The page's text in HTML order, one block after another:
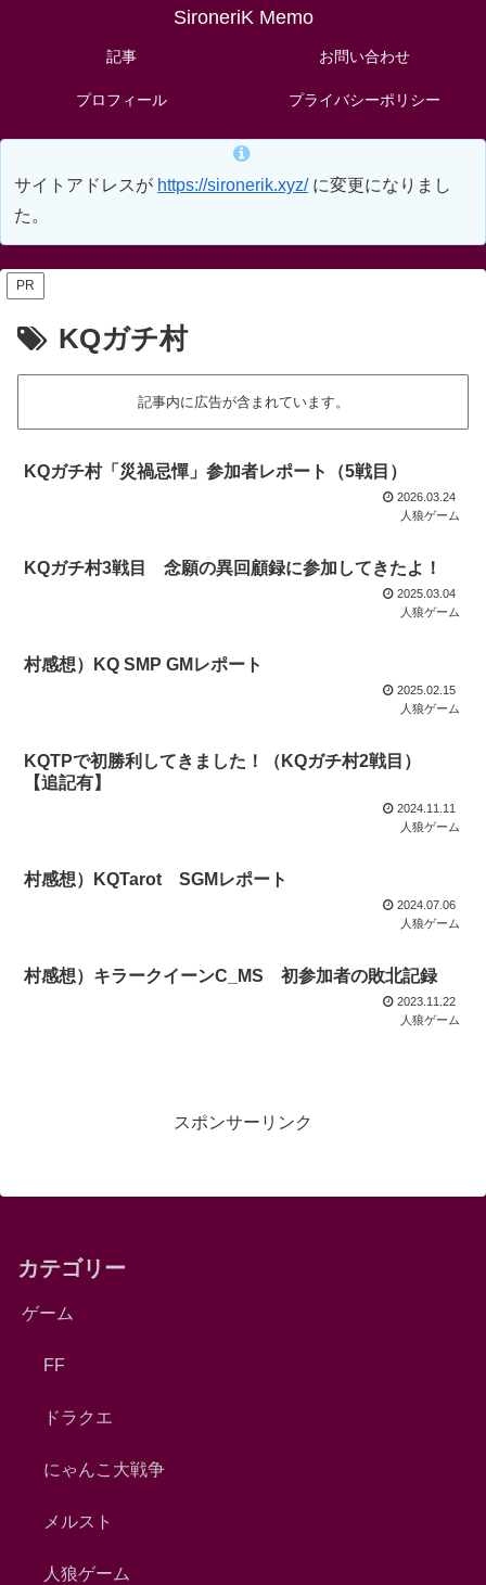
SironeriK Memo
記事 お問い合わせ
プロフィール プライバシーポリシー
サイトアドレスが https://sironerik.xyz/に変更になりまし
た。
PR
KQガチ村
記事内に広告が含まれています。
KQガチ村「災禍忌憚」参加者レポート（5戦目）
2026.03.24
人狼ゲーム
KQガチ村3戦目 念願の異回顧録に参加してきたよ！
2025.03.04
人狼ゲーム
村感想）KQ SMP GMレポート
2025.02.15
人狼ゲーム
KQTPで初勝利してきました！（KQガチ村2戦目）
【追記有】
2024.11.11
人狼ゲーム
村感想）KQTarot SGMレポート
2024.07.06
人狼ゲーム
村感想）キラークイーンC_MS 初参加者の敗北記録
2023.11.22
人狼ゲーム
スポンサーリンク
カテゴリー
ゲーム
FF
ドラクエ
にゃんこ大戦争
メルスト
人狼ゲーム